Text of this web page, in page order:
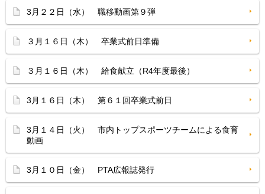
3月２２日（水） 職移動画第９弾
３月１６日（木） 卒業式前日準備
３月１６日（木） 給食献立（R4年度最後）
3月１６日（木） 第６１回卒業式前日
3月１４日（火） 市内トップスポーツチームによる食育
動画
3月１０日（金） PTA広報誌発行